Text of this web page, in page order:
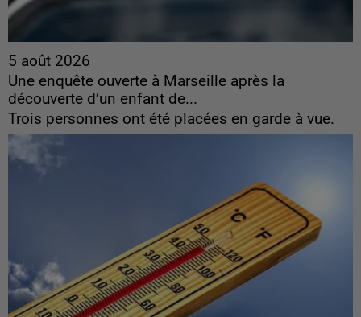
5 août 2026
Une enquête ouverte à Marseille après la
découverte d’un enfant de...
Trois personnes ont été placées en garde à vue.